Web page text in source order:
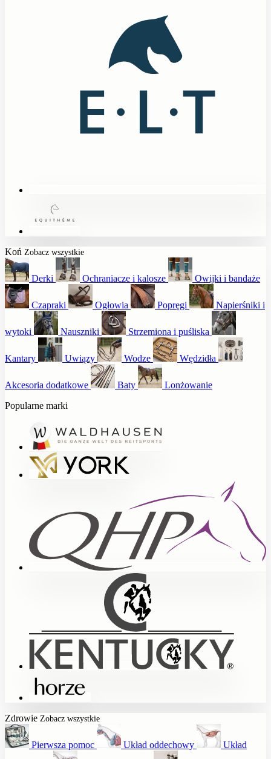
Koń Zobacz wszystkie
Derki Ochraniacze i kalosze Owijki i bandaże
Czapraki Ogłowia Popręgi Napierśniki i
wytoki Nauszniki Strzemiona i puśliska
Kantary Uwiązy Wodze Wędzidła
Akcesoria dodatkowe Baty
Lonżowanie
Popularne marki
Zdrowie Zobacz wszystkie
Pierwsza pomoc Układ oddechowy Układ